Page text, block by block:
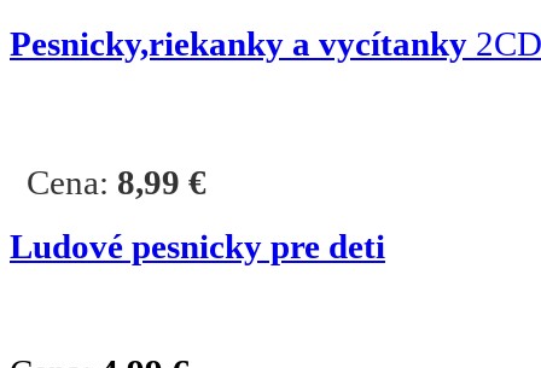
Pesnicky,riekanky a vycítanky
Cena: 8,99 €
Ludové pesnicky pre deti